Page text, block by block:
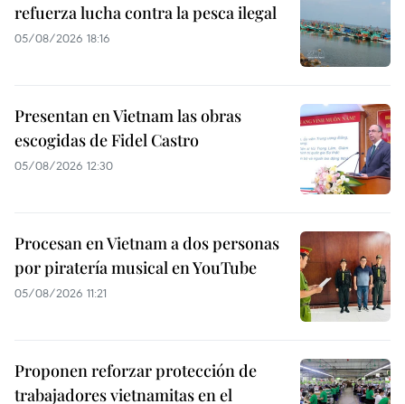
refuerza lucha contra la pesca ilegal
05/08/2026 18:16
Presentan en Vietnam las obras
escogidas de Fidel Castro
05/08/2026 12:30
Procesan en Vietnam a dos personas
por piratería musical en YouTube
05/08/2026 11:21
Proponen reforzar protección de
trabajadores vietnamitas en el